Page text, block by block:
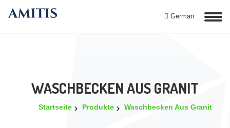
German
WASCHBECKEN AUS GRANIT
Startseite Produkte Waschbecken Aus Granit